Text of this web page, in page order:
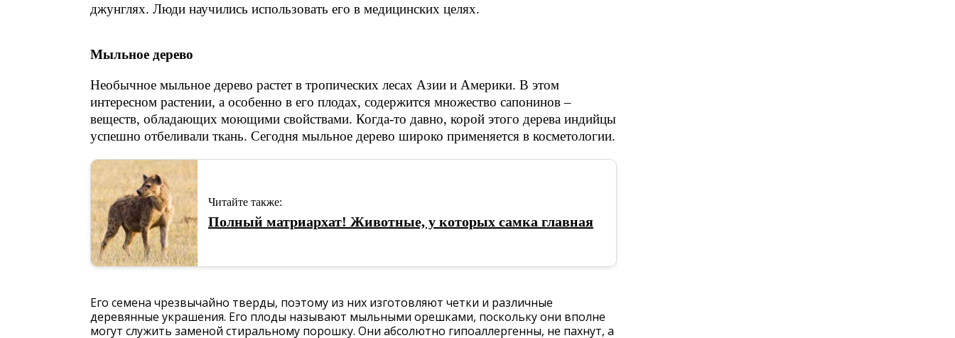
джунглях. Люди научились использовать его в медицинских целях.
Мыльное дерево
Необычное мыльное дерево растет в тропических лесах Азии и Америки. В этом
интересном растении, а особенно в его плодах, содержится множество сапонинов –
веществ, обладающих моющими свойствами. Когда-то давно, корой этого дерева индийцы
успешно отбеливали ткань. Сегодня мыльное дерево широко применяется в косметологии.
Читайте также:
Полный матриархат! Животные, у которых самка главная
Его семена чрезвычайно тверды, поэтому из них изготовляют четки и различные
деревянные украшения. Его плоды называют мыльными орешками, поскольку они вполне
могут служить заменой стиральному порошку. Они абсолютно гипоаллергенны, не пахнут, а